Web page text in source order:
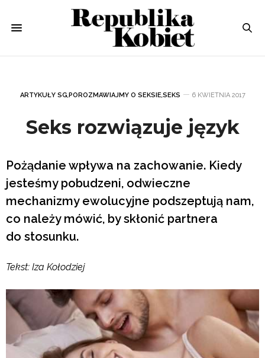
ARTYKUŁY SG,POROZMAWIAJMY O SEKSIE,SEKS 6 KWIETNIA 2017
Seks rozwiązuje język
Pożądanie wpływa na zachowanie. Kiedy
jesteśmy pobudzeni, odwieczne
mechanizmy ewolucyjne podszeptują nam,
co należy mówić, by skłonić partnera
do stosunku.
Tekst: Iza Kołodziej